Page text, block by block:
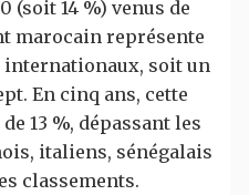
(soit 14 %) venus de
marocain représente
internationaux, soit un
En cinq ans, cette
13 %, dépassant les
italiens, sénégalais
classements.